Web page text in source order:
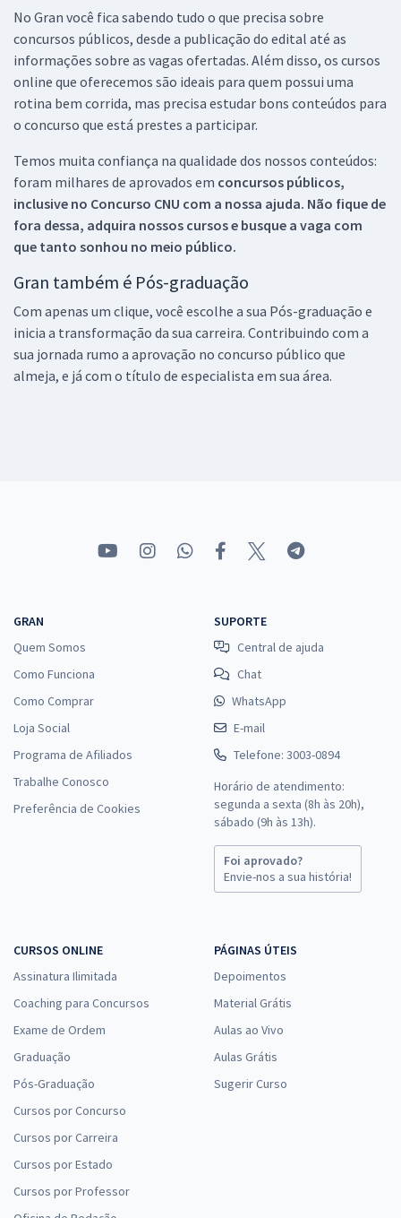
No Gran você fica sabendo tudo o que precisa sobre
concursos públicos, desde a publicação do edital até as
informações sobre as vagas ofertadas. Além disso, os cursos
online que oferecemos são ideais para quem possui uma
rotina bem corrida, mas precisa estudar bons conteúdos para
o concurso que está prestes a participar.
Temos muita confiança na qualidade dos nossos conteúdos:
foram milhares de aprovados em concursos públicos,
inclusive no Concurso CNU com a nossa ajuda. Não fique de
fora dessa, adquira nossos cursos e busque a vaga com
que tanto sonhou no meio público.
Gran também é Pós-graduação
Com apenas um clique, você escolhe a sua Pós-graduação e
inicia a transformação da sua carreira. Contribuindo com a
sua jornada rumo a aprovação no concurso público que
almeja, e já com o título de especialista em sua área.
GRAN
Quem Somos
Como Funciona
Como Comprar
Loja Social
Programa de Afiliados
Trabalhe Conosco
Preferência de Cookies
SUPORTE
Central de ajuda
Chat
WhatsApp
E-mail
Telefone: 3003-0894
Horário de atendimento:
segunda a sexta (8h às 20h),
sábado (9h às 13h).
Foi aprovado?
Envie-nos a sua história!
CURSOS ONLINE
Assinatura Ilimitada
Coaching para Concursos
Exame de Ordem
Graduação
Pós-Graduação
Cursos por Concurso
Cursos por Carreira
Cursos por Estado
Cursos por Professor
PÁGINAS ÚTEIS
Depoimentos
Material Grátis
Aulas ao Vivo
Aulas Grátis
Sugerir Curso